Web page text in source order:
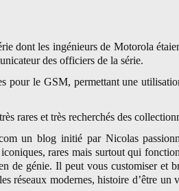
dont les ingénieurs de Motorola
des officiers de la série.
pour le GSM, permettant une
rares et très recherchés des
un blog initié par Nicolas
rares mais surtout qui
de génie. Il peut vous customiser et
réseaux modernes, histoire d’être un